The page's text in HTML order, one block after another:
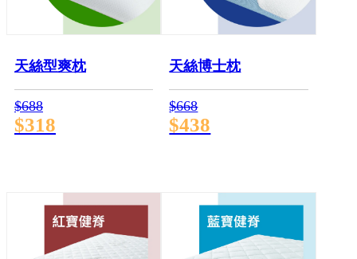
天絲型爽枕
$688
$318
天絲博士枕
$668
$438